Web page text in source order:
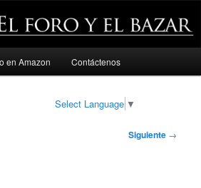
en Amazon Contáctenos
Select Language ▼
Siguiente →